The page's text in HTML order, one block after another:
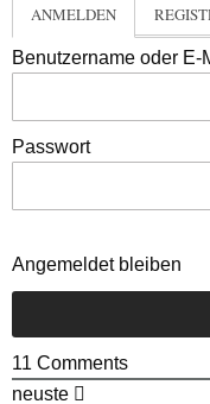
ANMELDEN
Benutzername oder E-
Passwort
Angemeldet bleiben
11 Comments
neuste